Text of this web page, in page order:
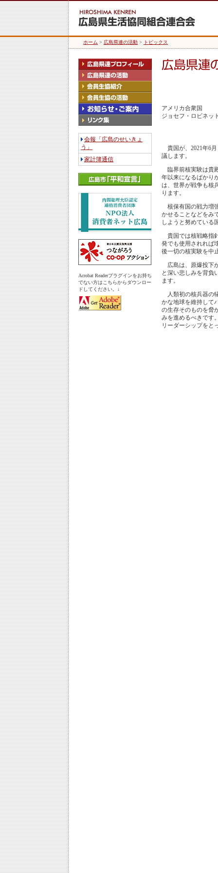
ホーム > 広島県連の活動 > トピックス
会報「広島のせいきょ
う」
家計簿通信
Acrobat Readerプラグインをお持ち
でない方はこちらからダウンロー
ドしてください。↓
アメリカ合衆国
ジョセフ・ロビネ
貴国が、2021年6
議します。
臨界前核実験は貴
年以来になるばかり
は、世界が戦争も核
ります。
核保有国の戦力増
かせることなどをみ
しようと努めている
貴国では核戦略指
発でも使用されれば
後一切の核実験を中
広島は、原爆投下
と深い悲しみを背負
ます。
人類初の核兵器の
かな地球を維持して
の生存そのものを脅
みを進めるべきです
リーダーシップをと